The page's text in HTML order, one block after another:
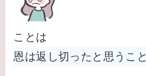
ことは
恩は返し切ったと思うこ